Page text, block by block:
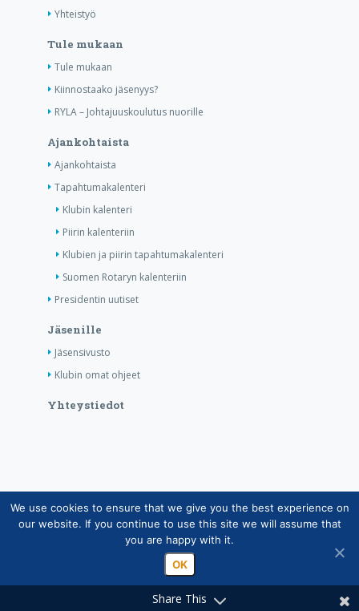
Yhteistyö
Tule mukaan
Tule mukaan
Kiinnostaako jäsenyys?
RYLA – Johtajuuskoulutus nuorille
Ajankohtaista
Ajankohtaista
Tapahtumakalenteri
Klubin kalenteri
Piirin kalenteriin
Klubien ja piirin tapahtumakalenteri
Suomen Rotaryn kalenteriin
Presidentin uutiset
Jäsenille
Jäsensivusto
Klubin omat ohjeet
Yhteystiedot
Copyright © Suomen Rotarypalvelu ry 2026 |
Jäsentietojärjestelmän tietosuojaseloste|Henkilötietojen
käsittely Rotarytoiminnassa
Share This
We use cookies to ensure that we give you the best experience on
our website. If you continue to use this site we will assume that
you are happy with it.
OK